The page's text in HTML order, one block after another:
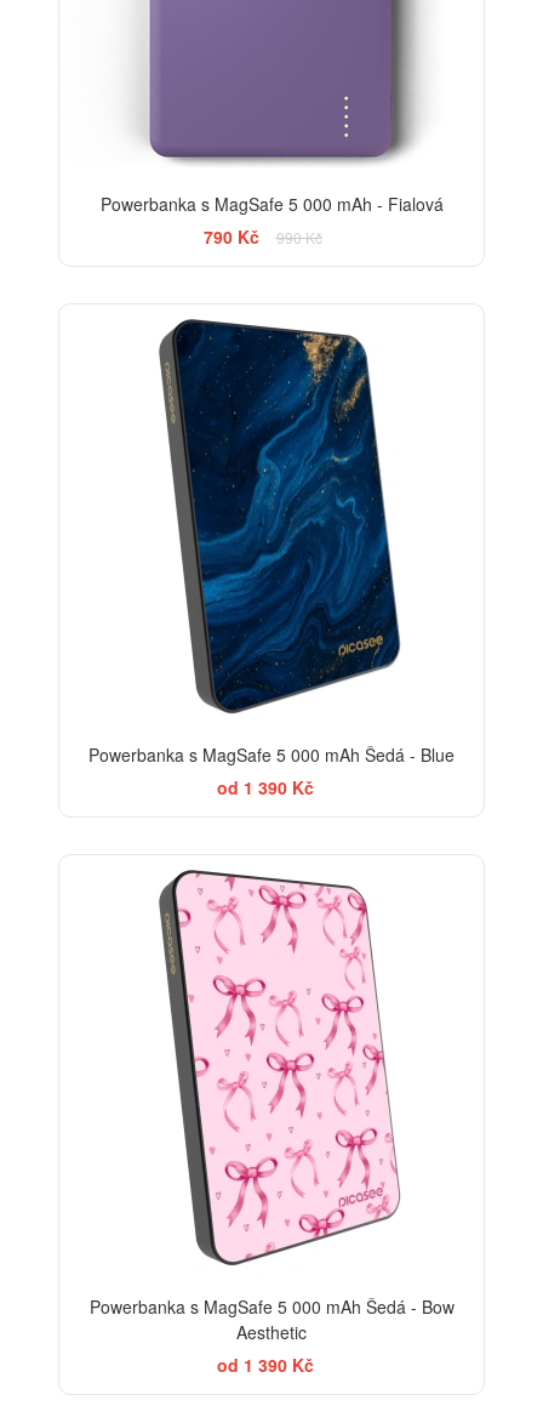
Powerbanka s MagSafe 5 000 mAh - Fialová
790 Kč
990 Kč
Powerbanka s MagSafe 5 000 mAh Šedá - Blue
od 1 390 Kč
Powerbanka s MagSafe 5 000 mAh Šedá - Bow
Aesthetic
od 1 390 Kč